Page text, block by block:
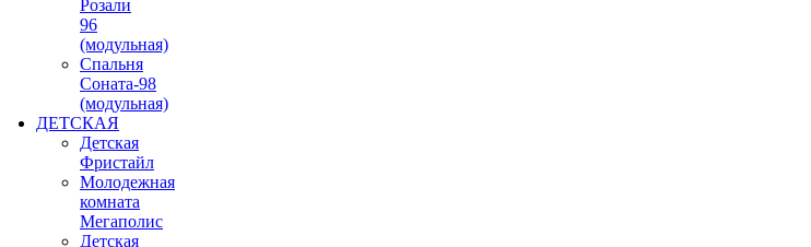
Розали
96
(модульная)
Спальня
Соната-98
(модульная)
ДЕТСКАЯ
Детская
Фристайл
Молодежная
комната
Мегаполис
Детская